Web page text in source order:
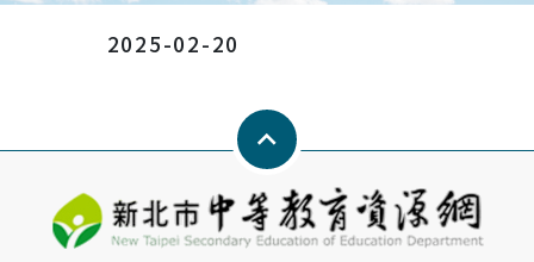
2025-02-20
Keyboard_arrow_up